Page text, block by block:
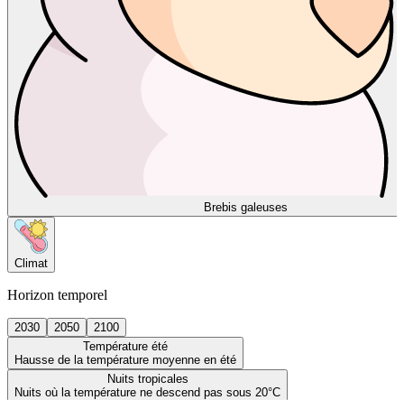
Brebis galeuses
Climat
Horizon temporel
2030 2050
2100
Température été
Hausse de la température moyenne en été
Nuits tropicales
Nuits où la température ne descend pas sous 20°C